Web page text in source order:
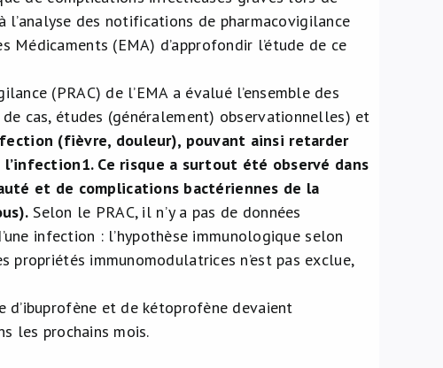
des notifications de pharmacovigilance
Médicaments (EMA) d’approfondir l’étude de ce
(PRAC) de l’EMA a évalué l’ensemble des
cas, études (généralement) observationnelles) et
(fièvre, douleur), pouvant ainsi retarder
1. Ce risque a surtout été observé dans
et de complications bactériennes de la
. Selon le PRAC, il n’y a pas de données
infection : l’hypothèse immunologique selon
immunomodulatrices n’est pas exclue,
d’ibuprofène et de kétoprofène devaient
les prochains mois.